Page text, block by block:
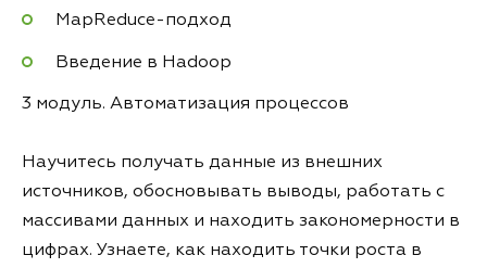
MapReduce-подход
Введение в Hadoop
3 модуль. Автоматизация процессов
Научитесь получать данные из внешних
источников, обосновывать выводы, работать с
массивами данных и находить закономерности в
цифрах. Узнаете, как находить точки роста в